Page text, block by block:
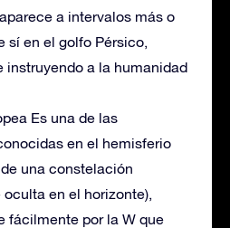
a intervalos más o
sí en el golfo Pérsico,
instruyendo a la humanidad
Es una de las
en el hemisferio
una constelación
en el horizonte),
fácilmente por la W que